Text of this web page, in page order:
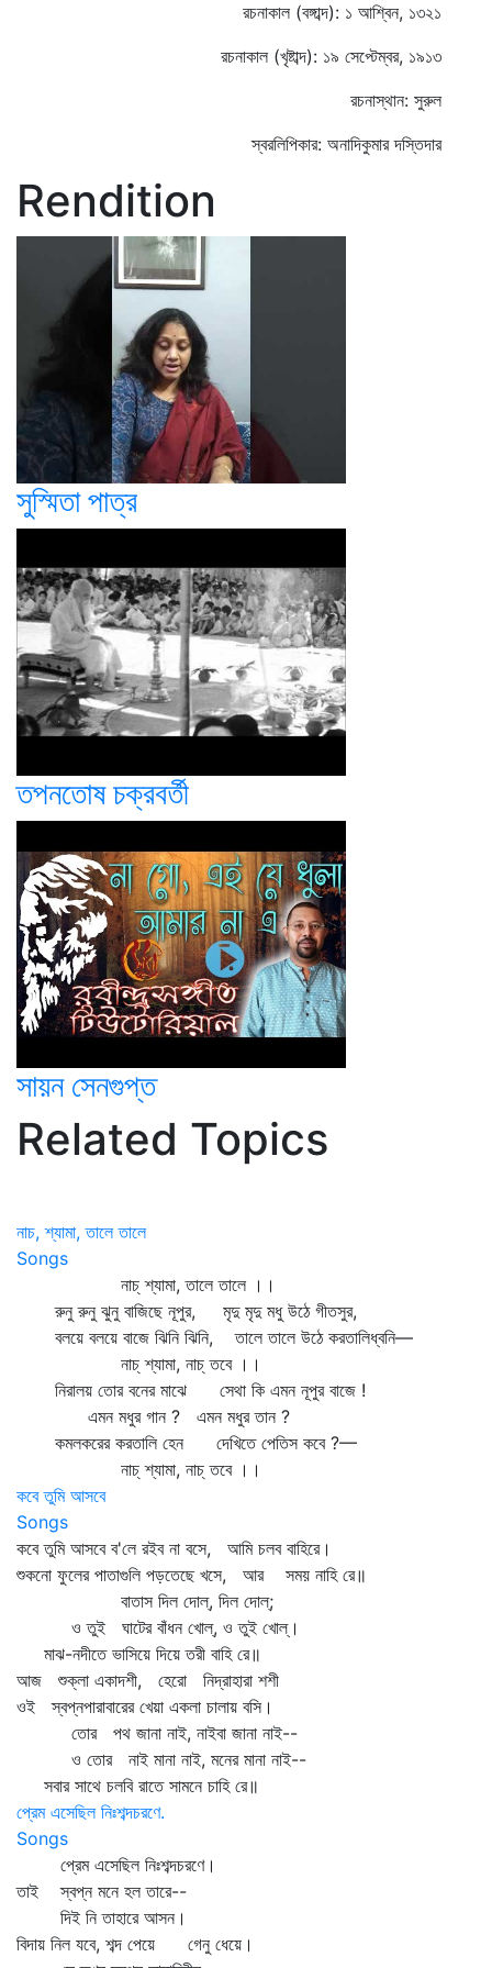
রচনাকাল (বঙ্গাব্দ): ১ আশ্বিন, ১৩২১
রচনাকাল (খৃষ্টাব্দ): ১৯ সেপ্টেম্বর, ১৯১৩
রচনাস্থান: সুরুল
স্বরলিপিকার: অনাদিকুমার দস্তিদার
Rendition
সুস্মিতা পাত্র
তপনতোষ চক্রবর্তী
সায়ন সেনগুপ্ত
Related Topics
নাচ, শ্যামা, তালে তালে
Songs
নাচ্‌ শ্যামা, তালে তালে ।।
রুনু রুনু ঝুনু বাজিছে নূপুর, মৃদু মৃদু মধু উঠে গীতসুর,
বলয়ে বলয়ে বাজে ঝিনি ঝিনি, তালে তালে উঠে করতালিধ্বনি—
নাচ্‌ শ্যামা, নাচ্‌ তবে ।।
নিরালয় তোর বনের মাঝে সেথা কি এমন নূপুর বাজে !
এমন মধুর গান ? এমন মধুর তান ?
কমলকরের করতালি হেন দেখিতে পেতিস কবে ?—
নাচ্‌ শ্যামা, নাচ্‌ তবে ।।
কবে তুমি আসবে
Songs
কবে তুমি আসবে ব'লে রইব না বসে, আমি চলব বাহিরে।
শুকনো ফুলের পাতাগুলি পড়তেছে খসে, আর সময় নাহি রে॥
বাতাস দিল দোল্‌, দিল দোল্‌;
ও তুই ঘাটের বাঁধন খোল্‌, ও তুই খোল্‌।
মাঝ-নদীতে ভাসিয়ে দিয়ে তরী বাহি রে॥
আজ শুক্লা একাদশী, হেরো নিদ্রাহারা শশী
ওই স্বপ্নপারাবারের খেয়া একলা চালায় বসি।
তোর পথ জানা নাই, নাইবা জানা নাই--
ও তোর নাই মানা নাই, মনের মানা নাই--
সবার সাথে চলবি রাতে সামনে চাহি রে॥
প্রেম এসেছিল নিঃশব্দচরণে.
Songs
প্রেম এসেছিল নিঃশব্দচরণে।
তাই স্বপ্ন মনে হল তারে--
দিই নি তাহারে আসন।
বিদায় নিল যবে, শব্দ পেয়ে গেনু ধেয়ে।